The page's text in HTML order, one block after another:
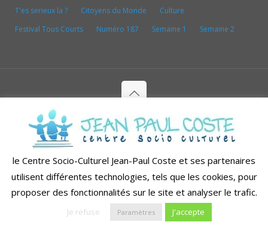
T'es serieux la ?
Citoyens du Monde
Culture
Festival Tous Courts
Numéro 187 Semaine 1 Semaine 2
Copyright depuis 1998-2026© CENTRE SOCIO CULTUREL
JEAN PAUL COSTE - Tous droits réservés
Conception & réalisation par
communication digitale
Politique de confidentialité
le Centre Socio-Culturel Jean-Paul Coste et ses partenaires
utilisent différentes technologies, tels que les cookies, pour
proposer des fonctionnalités sur le site et analyser le trafic.
Je refuse Paramètres J'accepte